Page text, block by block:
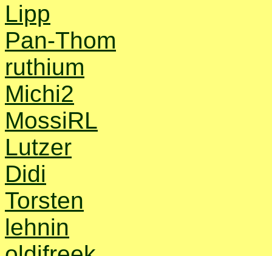
Lipp
Pan-Thom
ruthium
Michi2
MossiRL
Lutzer
Didi
Torsten
lehnin